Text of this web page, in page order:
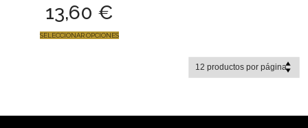
13,60 €
SELECCIONAR OPCIONES